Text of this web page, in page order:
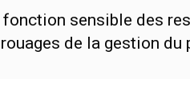
sensible des
de la gestion du